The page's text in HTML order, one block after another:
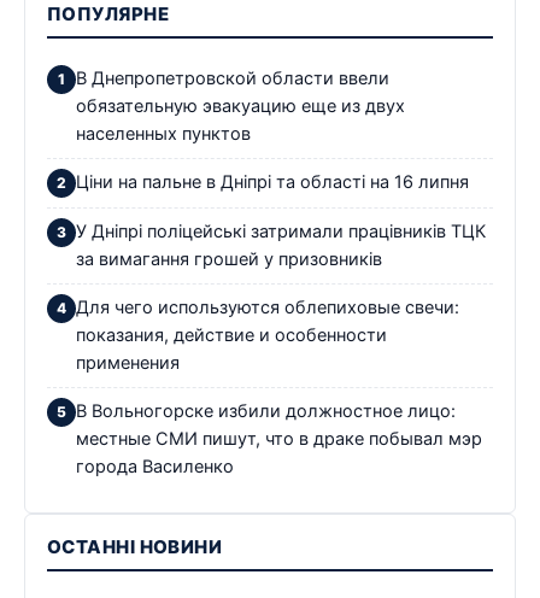
ПОПУЛЯРНЕ
В Днепропетровской области ввели
обязательную эвакуацию еще из двух
населенных пунктов
Ціни на пальне в Дніпрі та області на 16 липня
У Дніпрі поліцейські затримали працівників ТЦК
за вимагання грошей у призовників
Для чего используются облепиховые свечи:
показания, действие и особенности
применения
В Вольногорске избили должностное лицо:
местные СМИ пишут, что в драке побывал мэр
города Василенко
ОСТАННІ НОВИНИ